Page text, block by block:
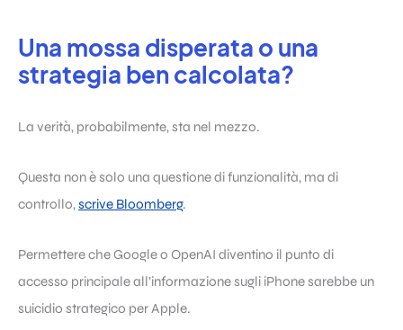
Una mossa disperata o una
strategia ben calcolata?
La verità, probabilmente, sta nel mezzo.
Questa non è solo una questione di funzionalità, ma di
controllo,scrive Bloomberg.
Permettere che Google o OpenAI diventino il punto di
accesso principale all’informazione sugli iPhone sarebbe un
suicidio strategico per Apple.